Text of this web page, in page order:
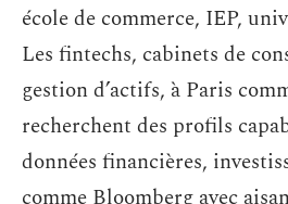
école de commerce, IEP,
Les fintechs, cabinets de
gestion d’actifs, à Paris
recherchent des profils
données financières,
comme Bloomberg avec